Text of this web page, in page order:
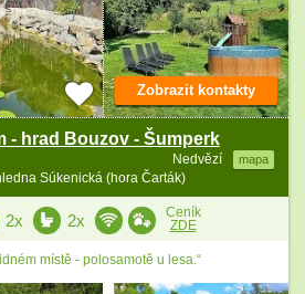
- hrad Bouzov - Šumperk
Nedvězí mapa
Súkenická (hora Čarták)
Zobrazit kontakty
2x 2x
Ceník
ZDE
místě - polosamotě u lesa.“